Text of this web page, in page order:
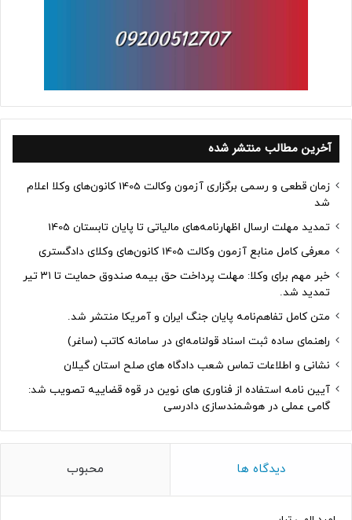
آخرین مطالب منتشر شده
زمان قطعی و رسمی برگزاری آزمون وکالت 1405 کانون‌های وکلا اعلام
شد
تمدید مهلت ارسال اظهارنامه‌های مالیاتی تا پایان تابستان 1405
معرفی کامل منابع آزمون وکالت 1405 کانون‌های وکلای دادگستری
خبر مهم برای وکلا: مهلت پرداخت حق بیمه صندوق حمایت تا ۳۱ تیر
تمدید شد.
متن کامل تفاهم‌نامه پایان جنگ ایران و آمریکا منتشر شد.
راهنمای ساده ثبت اسناد قولنامه‌ای در سامانه کاتب (ساغر)
نشانی و اطلاعات تماس شعب دادگاه های صلح استان گیلان
آیین نامه استفاده از فناوری های نوین در قوه قضاییه تصویب شد:
گامی عملی در هوشمندسازی دادرسی
دیدگاه ها محبوب